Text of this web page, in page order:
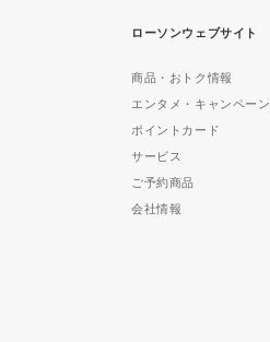
ローソンウェブサイト
商品・おトク情報
エンタメ・キャンペーン
ポイントカード
サービス
ご予約商品
会社情報